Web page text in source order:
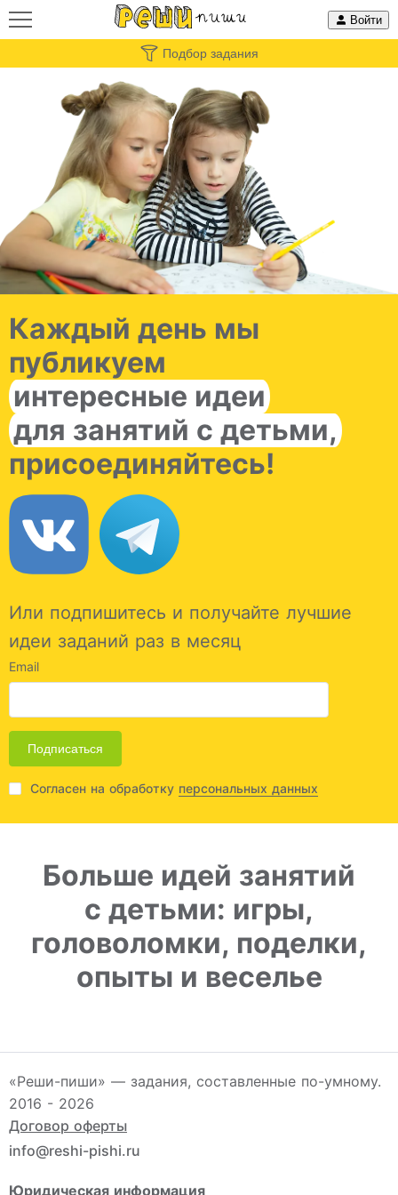
Войти
Подбор задания
Каждый день мы
публикуем
интересные идеи
для занятий с детьми,
присоединяйтесь!
Или подпишитесь и получайте лучшие
идеи заданий раз в месяц
Email
Подписаться
Согласен на обработку персональных данных
Больше идей занятий
с детьми: игры,
головоломки, поделки,
опыты и веселье
«Реши-пиши» — задания, составленные по-умному.
2016 - 2026
Договор оферты
info@reshi-pishi.ru
Юридическая информация